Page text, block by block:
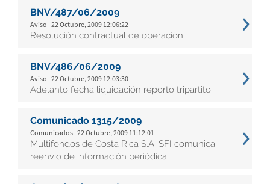
BNV/487/06/2009
Aviso | 22 Octubre, 2009 12:06:22
Resolución contractual de operación
BNV/486/06/2009
Aviso | 22 Octubre, 2009 12:03:30
Adelanto fecha liquidación reporto tripartito
Comunicado 1315/2009
Comunicados | 22 Octubre, 2009 11:12:01
Multifondos de Costa Rica S.A. SFI comunica
reenvío de información periódica